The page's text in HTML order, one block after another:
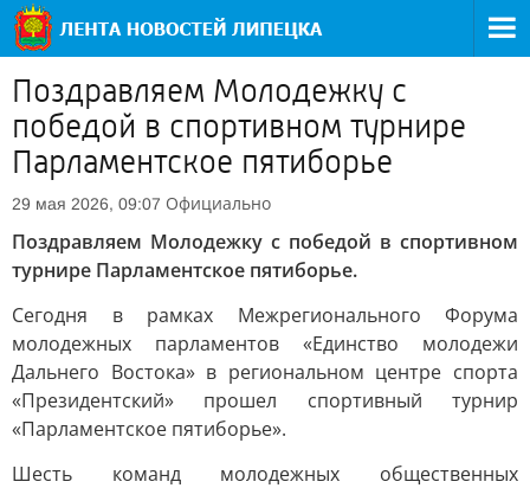
Поздравляем Молодежку с
победой в спортивном турнире
Парламентское пятиборье
29 мая 2026, 09:07 Официально
Поздравляем Молодежку с победой в спортивном
турнире Парламентское пятиборье.
Сегодня в рамках Межрегионального Форума
молодежных парламентов «Единство молодежи
Дальнего Востока» в региональном центре спорта
«Президентский» прошел спортивный турнир
«Парламентское пятиборье».
Шесть команд молодежных общественных